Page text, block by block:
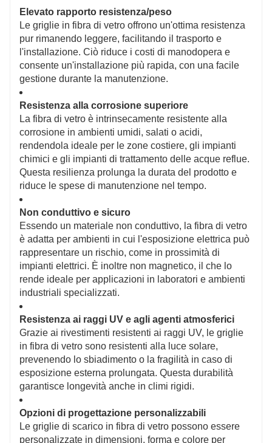
Elevato rapporto resistenza/peso
Le griglie in fibra di vetro offrono un'ottima resistenza
pur rimanendo leggere, facilitando il trasporto e
l'installazione. Ciò riduce i costi di manodopera e
consente un'installazione più rapida, con una facile
gestione durante la manutenzione.
Resistenza alla corrosione superiore
La fibra di vetro è intrinsecamente resistente alla
corrosione in ambienti umidi, salati o acidi,
rendendola ideale per le zone costiere, gli impianti
chimici e gli impianti di trattamento delle acque reflue.
Questa resilienza prolunga la durata del prodotto e
riduce le spese di manutenzione nel tempo.
Non conduttivo e sicuro
Essendo un materiale non conduttivo, la fibra di vetro
è adatta per ambienti in cui l'esposizione elettrica può
rappresentare un rischio, come in prossimità di
impianti elettrici. È inoltre non magnetico, il che lo
rende ideale per applicazioni in laboratori e ambienti
industriali specializzati.
Resistenza ai raggi UV e agli agenti atmosferici
Grazie ai rivestimenti resistenti ai raggi UV, le griglie
in fibra di vetro sono resistenti alla luce solare,
prevenendo lo sbiadimento o la fragilità in caso di
esposizione esterna prolungata. Questa durabilità
garantisce longevità anche in climi rigidi.
Opzioni di progettazione personalizzabili
Le griglie di scarico in fibra di vetro possono essere
personalizzate in dimensioni, forma e colore per